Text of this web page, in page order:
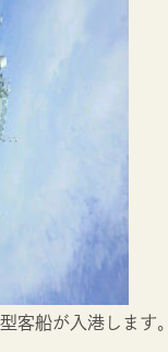
客船が入港します